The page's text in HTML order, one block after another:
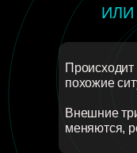
Происходит
похожие
Внешние
меняются,
ИЛИ